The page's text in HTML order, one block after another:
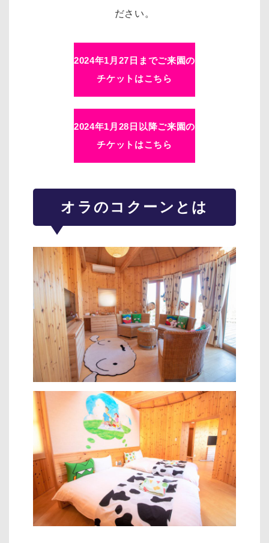
ださい。
2024年1月27日までご来園の
チケットはこちら
2024年1月28日以降ご来園の
チケットはこちら
オラのコクーンとは